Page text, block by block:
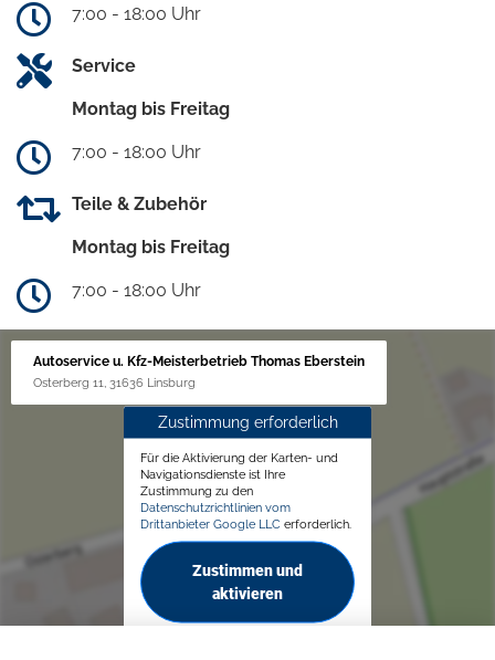
7:00 - 18:00 Uhr
Service
Montag bis Freitag
7:00 - 18:00 Uhr
Teile & Zubehör
Montag bis Freitag
7:00 - 18:00 Uhr
Autoservice u. Kfz-Meisterbetrieb Thomas Eberstein
Osterberg 11, 31636 Linsburg
Zustimmung erforderlich
Für die Aktivierung der Karten- und
Navigationsdienste ist Ihre
Zustimmung zu den
Datenschutzrichtlinien vom
Drittanbieter Google LLC erforderlich.
Zustimmen und
aktivieren